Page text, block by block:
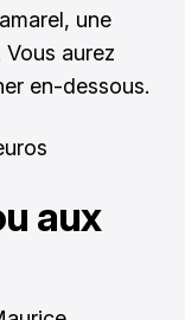
une
aurez
en-dessous.
aux